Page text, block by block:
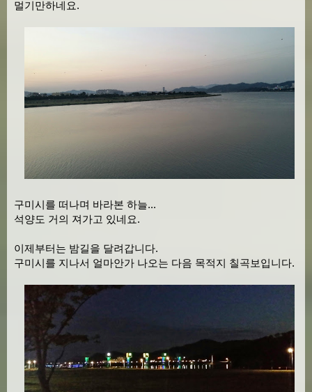
멀기만하네요.
구미시를 떠나며 바라본 하늘...
석양도 거의 져가고 있네요.
이제부터는 밤길을 달려갑니다.
구미시를 지나서 얼마안가 나오는 다음 목적지 칠곡보입니다.